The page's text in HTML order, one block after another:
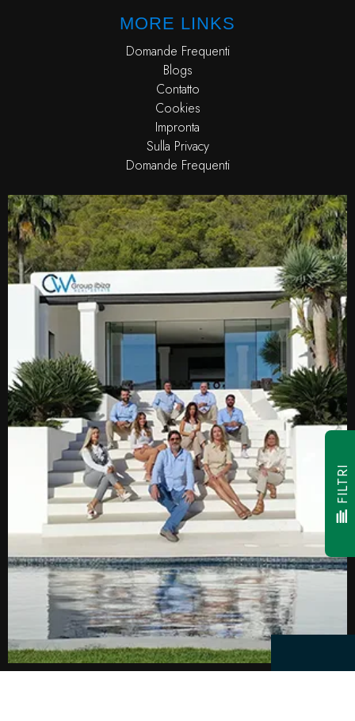
MORE LINKS
Domande Frequenti
Blogs
Contatto
Cookies
Impronta
Sulla Privacy
Domande Frequenti
FILTRI